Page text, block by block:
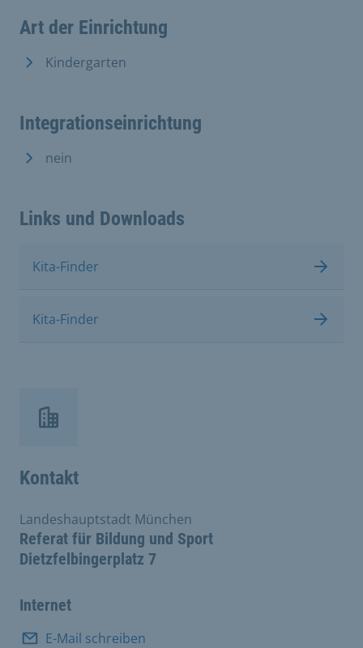
Art der Einrichtung
Kindergarten
Integrationseinrichtung
nein
Links und Downloads
Kita-Finder
Kita-Finder
Kontakt
Referat für Bildung und Sport
Dietzfelbingerplatz 7
Landeshauptstadt München
Internet
E-Mail schreiben